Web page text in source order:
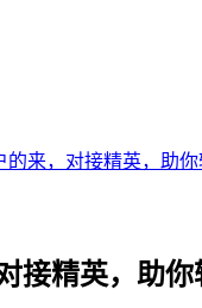
的来，对接精英，助你
接精英，助你